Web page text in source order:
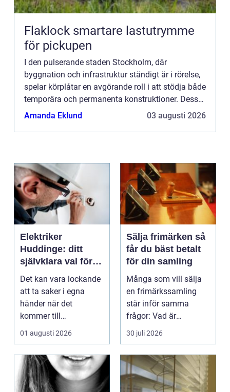
Flaklock smartare lastutrymme
för pickupen
I den pulserande staden Stockholm, där
byggnation och infrastruktur ständigt är i rörelse,
spelar körplåtar en avgörande roll i att stödja både
temporära och permanenta konstruktioner. Dessa
robusta...
Amanda Eklund 03 augusti 2026
Elektriker
Huddinge: ditt
självklara val för
säker elinstallation
Det kan vara lockande
att ta saker i egna
händer när det
kommer till
hemförbättr...
01 augusti 2026
Sälja frimärken så
får du bäst betalt
för din samling
Många som vill sälja
en frimärkssamling
står inför samma
frågor: Vad är
samlingen värd? Var
30 juli 2026